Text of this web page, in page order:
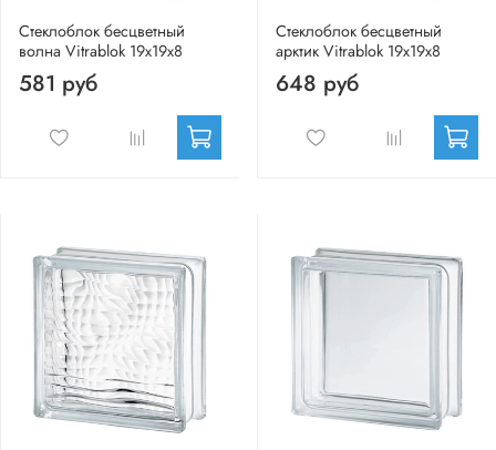
Стеклоблок бесцветный
волна Vitrablok 19х19х8
581 руб
Стеклоблок бесцветный
арктик Vitrablok 19х19х8
648 руб